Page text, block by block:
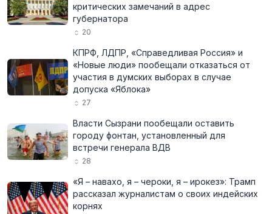
критических замечаний в адрес
губернатора
20
КПРФ, ЛДПР, «Справедливая Россия» и
«Новые люди» пообещали отказаться от
участия в думских выборах в случае
допуска «Яблока»
27
Власти Сызрани пообещали оставить
городу фонтан, установленный для
встречи генерала ВДВ
28
«Я – навахо, я – чероки, я – ирокез»: Трамп
рассказал журналистам о своих индейских
корнях